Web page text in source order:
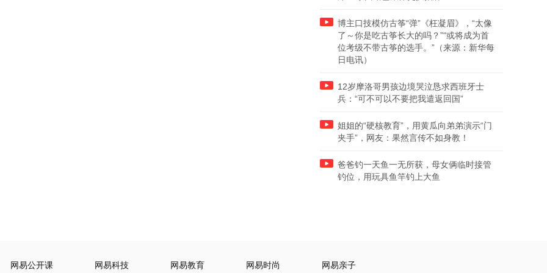
博主口技模仿古筝“弹”《枉凝眉》，“太像
了～你是吃古筝长大的吗？”“或将成为首
位考级不带古筝的选手。”（来源：新华每
日电讯）
12岁摩洛哥男孩边境哭泣恳求西班牙士
兵：“可不可以不要把我遣返回国”
姐姐的“硬核教育”，用黄瓜向弟弟演示“门
夹手”，网友：果然言传不如身教！
爸爸钓一天鱼一无所获，母女俩临时接管
钓位，用玩具鱼竿钓上大鱼
网易公开课 网易科技 网易教育 网易时尚 网易亲子